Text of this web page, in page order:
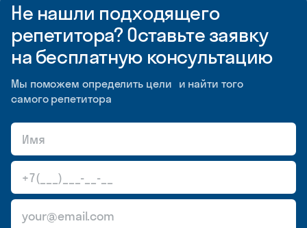
Не нашли подходящего
репетитора? Оставьте заявку
на бесплатную консультацию
Мы поможем определить цели и найти того
самого репетитора